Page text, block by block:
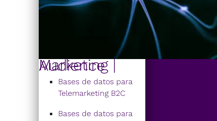
Marketing | Audience
Bases de datos para
Telemarketing B2C
Bases de datos para